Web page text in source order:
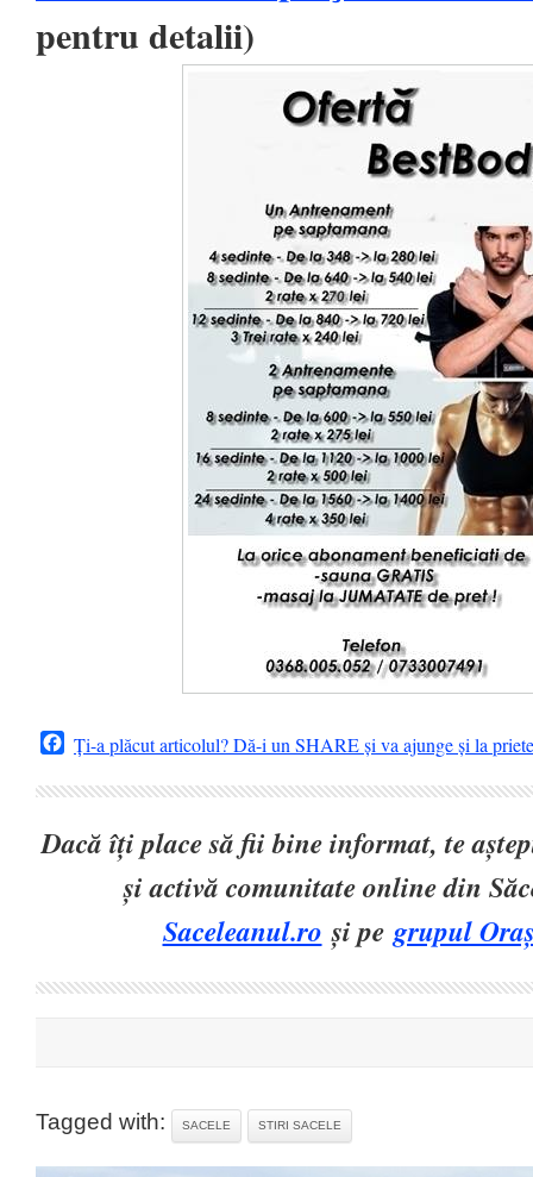
pentru detalii)
Facebook
Ți-a plăcut articolul? Dă-i un SHARE și va ajunge și la
Dacă îți place să fii bine informat, te
și activă comunitate online din
Saceleanul.ro și pegrupul
Tagged with: SACELE STIRI SACELE